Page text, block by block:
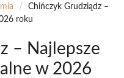
/
Chińczyk Grudziądz –
roku
– Najlepsze
w 2026